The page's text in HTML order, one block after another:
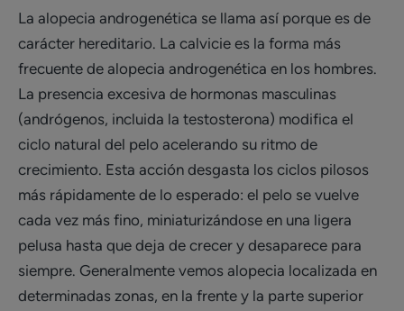
La alopecia androgenética se llama así porque es de
carácter hereditario. La calvicie es la forma más
frecuente de alopecia androgenética en los hombres.
La presencia excesiva de hormonas masculinas
(andrógenos, incluida la testosterona) modifica el
ciclo natural del pelo acelerando su ritmo de
crecimiento. Esta acción desgasta los ciclos pilosos
más rápidamente de lo esperado: el pelo se vuelve
cada vez más fino, miniaturizándose en una ligera
pelusa hasta que deja de crecer y desaparece para
siempre. Generalmente vemos alopecia localizada en
determinadas zonas, en la frente y la parte superior